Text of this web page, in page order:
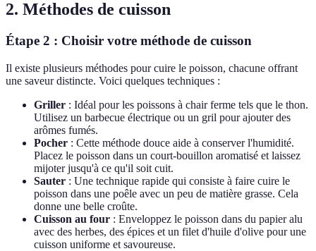
2. Méthodes de cuisson
Étape 2 : Choisir votre méthode de cuisson
Il existe plusieurs méthodes pour cuire le poisson, chacune offrant
une saveur distincte. Voici quelques techniques :
Griller : Idéal pour les poissons à chair ferme tels que le thon.
Utilisez un barbecue électrique ou un gril pour ajouter des
arômes fumés.
Pocher : Cette méthode douce aide à conserver l'humidité.
Placez le poisson dans un court-bouillon aromatisé et laissez
mijoter jusqu'à ce qu'il soit cuit.
Sauter : Une technique rapide qui consiste à faire cuire le
poisson dans une poêle avec un peu de matière grasse. Cela
donne une belle croûte.
Cuisson au four : Enveloppez le poisson dans du papier alu
avec des herbes, des épices et un filet d'huile d'olive pour une
cuisson uniforme et savoureuse.